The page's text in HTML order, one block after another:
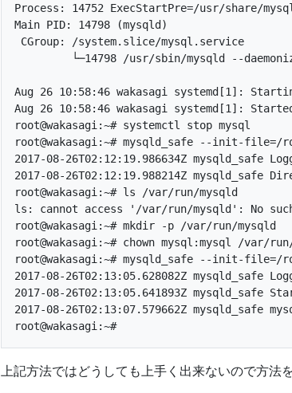
Process: 14752 ExecStartPre=/usr/share/
Main PID: 14798 (mysqld)
CGroup: /system.slice/mysql.service
└─14798 /usr/sbin/mysqld --
Aug 26 10:58:46 wakasagi systemd[1]:
Aug 26 10:58:46 wakasagi systemd[1]: Started
root@wakasagi:~# systemctl stop mysql
root@wakasagi:~# mysqld_safe --init-file=/
2017-08-26T02:12:19.986634Z
2017-08-26T02:12:19.988214Z
root@wakasagi:~# ls /var/run/mysqld
ls: cannot access '/var/run/mysqld': No
root@wakasagi:~# mkdir -p /var/run/mysqld
root@wakasagi:~# chown mysql:mysql /var/
root@wakasagi:~# mysqld_safe --init-file=/
2017-08-26T02:13:05.628082Z
2017-08-26T02:13:05.641893Z mysqld_safe
2017-08-26T02:13:07.579662Z mysqld_safe
上記方法ではどうしても上手く出来ないので方法